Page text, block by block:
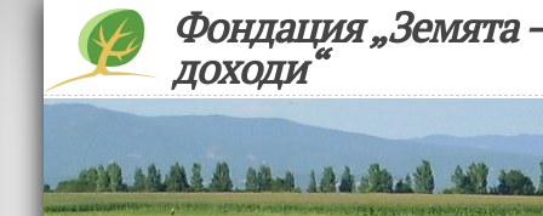
Фондация „Земята
доходи“